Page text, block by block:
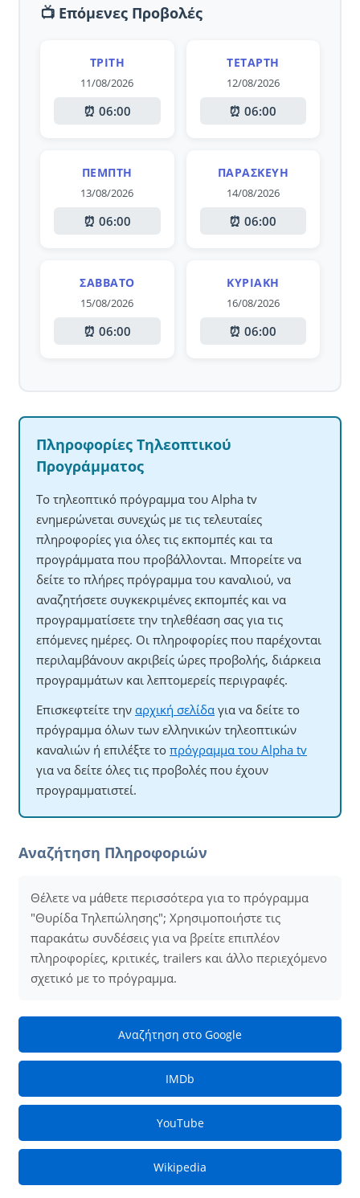
📺 Επόμενες Προβολές
ΤΡΊΤΗ
11/08/2026
⏰ 06:00
ΤΕΤΆΡΤΗ
12/08/2026
⏰ 06:00
ΠΈΜΠΤΗ
13/08/2026
⏰ 06:00
ΠΑΡΑΣΚΕΥΉ
14/08/2026
⏰ 06:00
ΣΆΒΒΑΤΟ
15/08/2026
⏰ 06:00
ΚΥΡΙΑΚΉ
16/08/2026
⏰ 06:00
Πληροφορίες Τηλεοπτικού
Προγράμματος
Το τηλεοπτικό πρόγραμμα του Alpha tv
ενημερώνεται συνεχώς με τις τελευταίες
πληροφορίες για όλες τις εκπομπές και τα
προγράμματα που προβάλλονται. Μπορείτε να
δείτε το πλήρες πρόγραμμα του καναλιού, να
αναζητήσετε συγκεκριμένες εκπομπές και να
προγραμματίσετε την τηλεθέαση σας για τις
επόμενες ημέρες. Οι πληροφορίες που παρέχονται
περιλαμβάνουν ακριβείς ώρες προβολής, διάρκεια
προγραμμάτων και λεπτομερείς περιγραφές.
Επισκεφτείτε την αρχική σελίδα για να δείτε το
πρόγραμμα όλων των ελληνικών τηλεοπτικών
καναλιών ή επιλέξτε το πρόγραμμα του Alpha tv
για να δείτε όλες τις προβολές που έχουν
προγραμματιστεί.
Αναζήτηση Πληροφοριών
Θέλετε να μάθετε περισσότερα για το πρόγραμμα
"Θυρίδα Τηλεπώλησης"; Χρησιμοποιήστε τις
παρακάτω συνδέσεις για να βρείτε επιπλέον
πληροφορίες, κριτικές, trailers και άλλο περιεχόμενο
σχετικό με το πρόγραμμα.
Αναζήτηση στο Google
IMDb
YouTube
Wikipedia